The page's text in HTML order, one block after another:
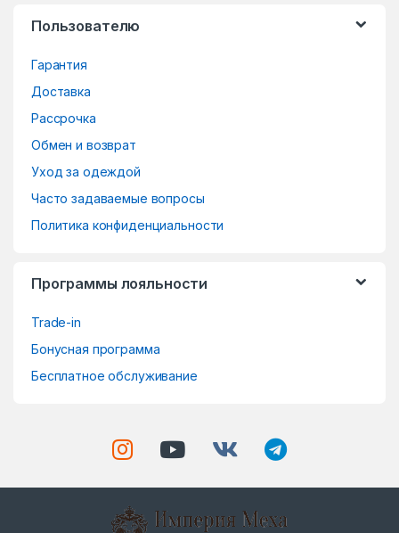
Пользователю
Гарантия
Доставка
Рассрочка
Обмен и возврат
Уход за одеждой
Часто задаваемые вопросы
Политика конфиденциальности
Программы лояльности
Trade-in
Бонусная программа
Бесплатное обслуживание